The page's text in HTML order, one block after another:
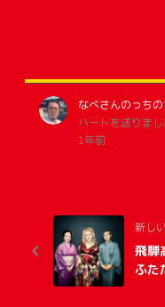
なべさんのっちの
ハートを送りまし
1年前
新し
飛騨